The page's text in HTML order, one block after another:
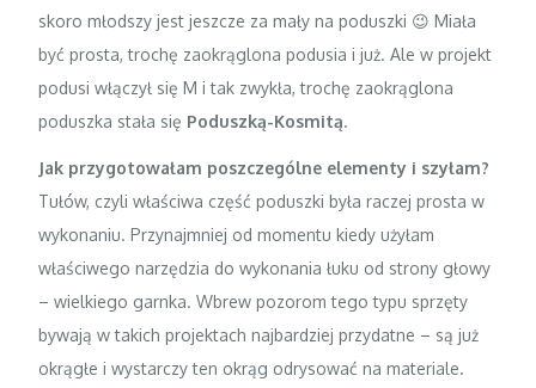
skoro młodszy jest jeszcze za mały na poduszki 😉 Miała
być prosta, trochę zaokrąglona podusia i już. Ale w projekt
podusi włączył się M i tak zwykła, trochę zaokrąglona
poduszka stała się Poduszką-Kosmitą.
Jak przygotowałam poszczególne elementy i szyłam?
Tułów, czyli właściwa część poduszki była raczej prosta w
wykonaniu. Przynajmniej od momentu kiedy użyłam
właściwego narzędzia do wykonania łuku od strony głowy
– wielkiego garnka. Wbrew pozorom tego typu sprzęty
bywają w takich projektach najbardziej przydatne – są już
okrągłe i wystarczy ten okrąg odrysować na materiale.